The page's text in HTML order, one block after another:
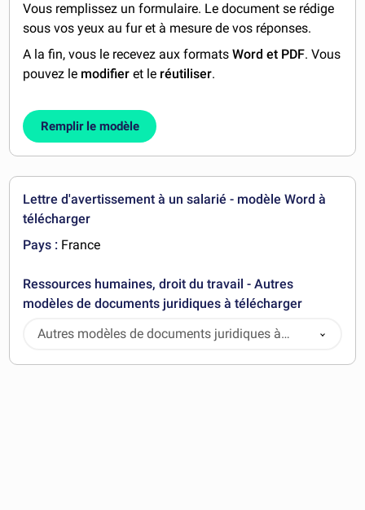
Vous remplissez un formulaire. Le document se rédige
sous vos yeux au fur et à mesure de vos réponses.
A la fin, vous le recevez aux formatsWord et PDF. Vous
pouvez le modifier et le réutiliser.
Remplir le modèle
Lettre d'avertissement à un salarié - modèle Word à
télécharger
Pays : France
Ressources humaines, droit du travail - Autres
modèles de documents juridiques à télécharger
Autres modèles de documents juridiques à
télécharger